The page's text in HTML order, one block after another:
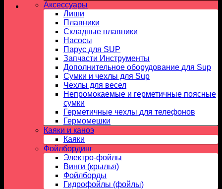
Аксессуары
Лиши
Плавники
Складные плавники
Насосы
Парус для SUP
Запчасти Инструменты
Дополнительное оборудование для Sup
Сумки и чехлы для Sup
Чехлы для весел
Непромокаемые и герметичные поясные
сумки
Герметичные чехлы для телефонов
Гермомешки
Каяки и каноэ
Каяки
Фойлбординг
Электро-фойлы
Винги (крылья)
Фойлборды
Гидрофойлы (фойлы)